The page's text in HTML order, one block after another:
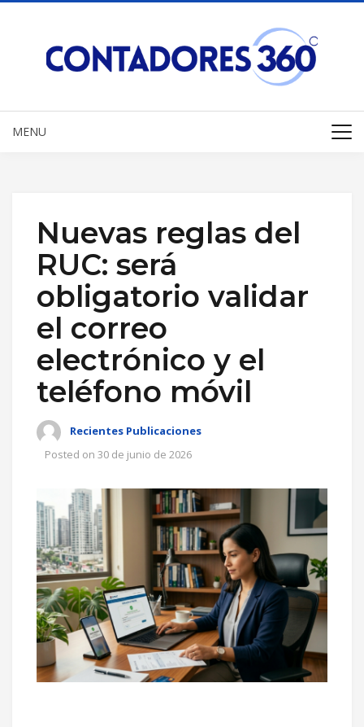
MENU
Nuevas reglas del
RUC: será
obligatorio validar
el correo
electrónico y el
teléfono móvil
Recientes Publicaciones
Posted on 30 de junio de 2026